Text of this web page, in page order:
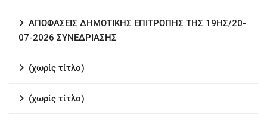
ΑΠΟΦΑΣΕΙΣ ΔΗΜΟΤΙΚΗΣ ΕΠΙΤΡΟΠΗΣ ΤΗΣ 19ΗΣ/20-
07-2026 ΣΥΝΕΔΡΙΑΣΗΣ
(χωρίς τίτλο)
(χωρίς τίτλο)